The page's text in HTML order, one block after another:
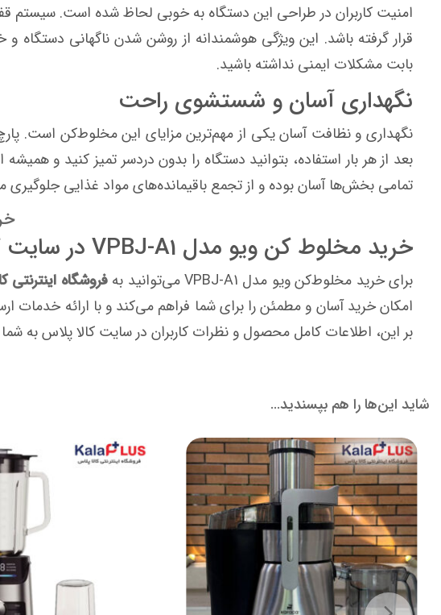
قرار گرفته باشد. این ویژگی هوشمندانه از روشن شدن ناگهانی دستگاه
بابت مشکلات ایمنی نداشته باشید.
نگهداری آسان و شستشوی راحت
نگهداری و نظافت آسان یکی از مهم‌ترین مزایای این مخلوط‌کن است.
بعد از هر بار استفاده، بتوانید دستگاه را بدون دردسر تمیز کنید و
تمامی بخش‌ها آسان بوده و از تجمع باقیمانده‌های مواد غذایی جلوگیری
خرید مخلوط کن ویو مدل VPBJ-A1 در سایت کالا پلاس :
برای خرید مخلوط‌کن ویو مدل VPBJ-A1 می‌توانید به فروشگاه اینترنتی
امکان خرید آسان و مطمئن را برای شما فراهم می‌کند و با ارائه
بر این، اطلاعات کامل محصول و نظرات کاربران در سایت کالا پلاس به
شاید این‌ها را هم بپسندید…